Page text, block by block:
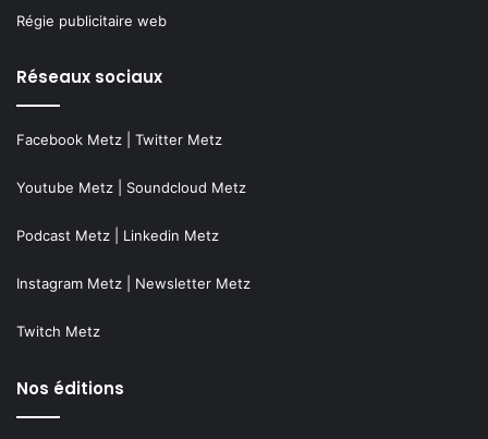
Régie publicitaire web
Réseaux sociaux
Facebook Metz Twitter Metz
Youtube Metz Soundcloud Metz
Podcast Metz Linkedin Metz
Instagram Metz Newsletter Metz
Twitch Metz
Nos éditions